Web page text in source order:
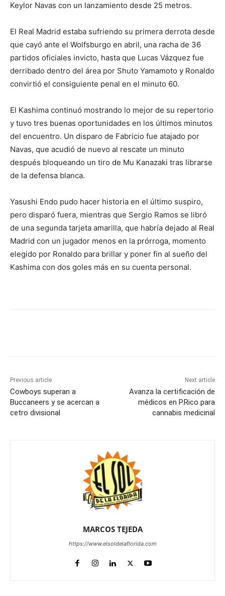
Keylor Navas con un lanzamiento desde 25 metros.
El Real Madrid estaba sufriendo su primera derrota desde
que cayó ante el Wolfsburgo en abril, una racha de 36
partidos oficiales invicto, hasta que Lucas Vázquez fue
derribado dentro del área por Shuto Yamamoto y Ronaldo
convirtió el consiguiente penal en el minuto 60.
El Kashima continuó mostrando lo mejor de su repertorio
y tuvo tres buenas oportunidades en los últimos minutos
del encuentro. Un disparo de Fabricio fue atajado por
Navas, que acudió de nuevo al rescate un minuto
después bloqueando un tiro de Mu Kanazaki tras librarse
de la defensa blanca.
Yasushi Endo pudo hacer historia en el último suspiro,
pero disparó fuera, mientras que Sergio Ramos se libró
de una segunda tarjeta amarilla, que habría dejado al Real
Madrid con un jugador menos en la prórroga, momento
elegido por Ronaldo para brillar y poner fin al sueño del
Kashima con dos goles más en su cuenta personal.
Previous article
Cowboys superan a
Buccaneers y se acercan a
cetro divisional
Next article
Avanza la certificación de
médicos en P.Rico para
cannabis medicinal
MARCOS TEJEDA
https://www.elsoldelaflorida.com